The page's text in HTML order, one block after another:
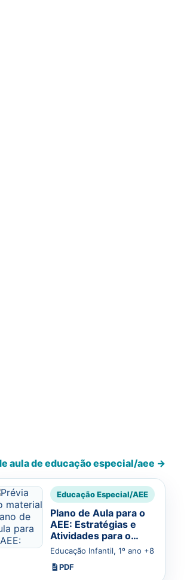
aula de educação especial/aee →
Educação Especial/AEE
Plano de Aula para o
AEE: Estratégias e
Atividades para o
Desenvolvimento de
Habilidades
Educação Infantil, 1º ano +8
PDF